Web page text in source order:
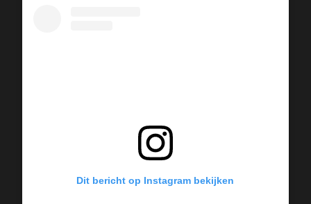
Dit bericht op Instagram bekijken